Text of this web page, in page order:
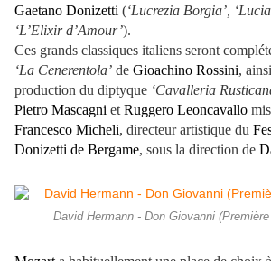
Gaetano Donizetti (‘Lucrezia Borgia’,
‘L’Elixir d’Amour’).
Ces grands classiques italiens seront
‘La Cenerentola’ de Gioachino Rossini,
production du diptyque ‘Cavalleria
Pietro Mascagni et Ruggero Leoncavallo
Francesco Micheli, directeur artistique du
Donizetti de Bergame, sous la direction de
David Hermann - Don Giovanni